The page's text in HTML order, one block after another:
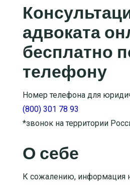
адвоката
бесплатно
телефону
Номер телефона для
(800) 301 78 93
*звонок на территории
О себе
К сожалению, информация